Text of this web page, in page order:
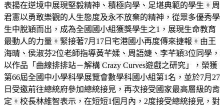
表揚在逆境中展現堅毅精神、積極向學、足堪典範的學生。周
君憲以勇敢樂觀的人生態度及永不放棄的精神，從眾多優秀學
生中脫穎而出，成為全國國小組獲獎學生之1，展現生命教育
最動人的力量。緊接著7月17日宅港國小再度傳來捷報。由王
海晴、侯淑芬2位老師指導黃芊媃、周語婕、李芊穎3位同學，
以作品「曲線排排站－解構 Crazy Curves遊戲之研究」，榮獲
第66屆全國中小學科學展覽會數學科國小組第1名，並於7月27
日受邀前往總統府參加總統接見，再次接受國家最高層級的肯
定。校長林維智表示，在短短1個月內，2度接受總統接見，對